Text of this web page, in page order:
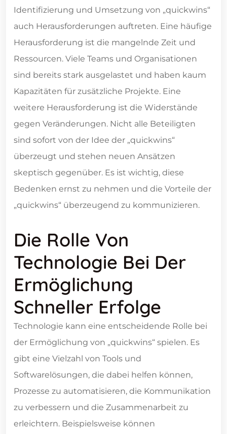
Identifizierung und Umsetzung von „quickwins“
auch Herausforderungen auftreten. Eine häufige
Herausforderung ist die mangelnde Zeit und
Ressourcen. Viele Teams und Organisationen
sind bereits stark ausgelastet und haben kaum
Kapazitäten für zusätzliche Projekte. Eine
weitere Herausforderung ist die Widerstände
gegen Veränderungen. Nicht alle Beteiligten
sind sofort von der Idee der „quickwins“
überzeugt und stehen neuen Ansätzen
skeptisch gegenüber. Es ist wichtig, diese
Bedenken ernst zu nehmen und die Vorteile der
„quickwins“ überzeugend zu kommunizieren.
Die Rolle Von
Technologie Bei Der
Ermöglichung
Schneller Erfolge
Technologie kann eine entscheidende Rolle bei
der Ermöglichung von „quickwins“ spielen. Es
gibt eine Vielzahl von Tools und
Softwarelösungen, die dabei helfen können,
Prozesse zu automatisieren, die Kommunikation
zu verbessern und die Zusammenarbeit zu
erleichtern. Beispielsweise können